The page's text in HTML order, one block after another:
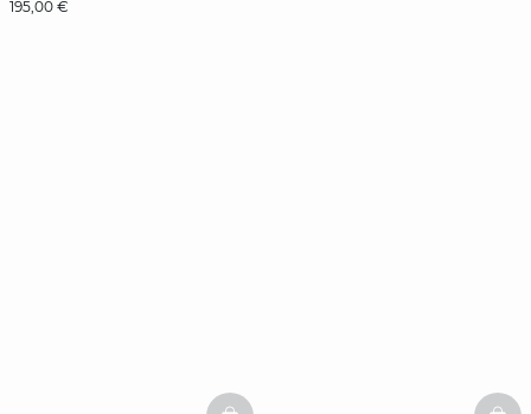
195,00 €